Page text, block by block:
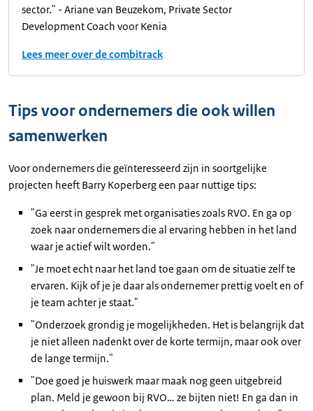
sector." - Ariane van Beuzekom, Private Sector
Development Coach voor Kenia
Lees meer over de combitrack
Tips voor ondernemers die ook willen
samenwerken
Voor ondernemers die geïnteresseerd zijn in soortgelijke
projecten heeft Barry Koperberg een paar nuttige tips:
"Ga eerst in gesprek met organisaties zoals RVO. En ga op
zoek naar ondernemers die al ervaring hebben in het land
waar je actief wilt worden."
"Je moet echt naar het land toe gaan om de situatie zelf te
ervaren. Kijk of je je daar als ondernemer prettig voelt en of
je team achter je staat."
"Onderzoek grondig je mogelijkheden. Het is belangrijk dat
je niet alleen nadenkt over de korte termijn, maar ook over
de lange termijn."
"Doe goed je huiswerk maar maak nog geen uitgebreid
plan. Meld je gewoon bij RVO… ze bijten niet! En ga dan in